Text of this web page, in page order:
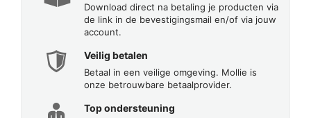
Download direct na betaling je producten via
de link in de bevestigingsmail en/of via jouw
account.
Veilig betalen
Betaal in een veilige omgeving. Mollie is
onze betrouwbare betaalprovider.
Top ondersteuning